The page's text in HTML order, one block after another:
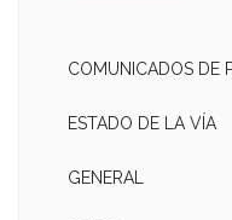
COMUNICADOS DE
ESTADO DE LA VÍA
GENERAL